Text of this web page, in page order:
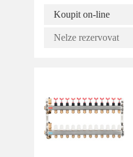
Koupit on-line
Nelze rezervovat